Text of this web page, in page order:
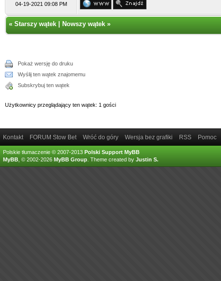
04-19-2021 09:08 PM
« Starszy wątek | Nowszy wątek »
Pokaż wersję do druku
Wyślij ten wątek znajomemu
Subskrybuj ten wątek
Użytkownicy przeglądający ten wątek: 1 gości
Kontakt FORUM Stow Bet Wróć do góry Wersja bez grafiki RSS Pomoc
Polskie tłumaczenie © 2007-2013 Polski Support MyBB
MyBB , © 2002-2026 MyBB Group Theme created by Justin S.